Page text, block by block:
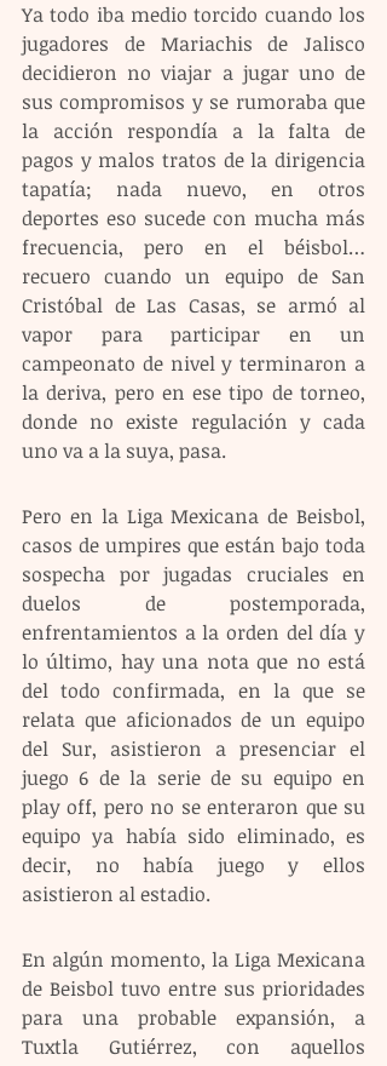
Ya todo iba medio torcido cuando los
jugadores de Mariachis de Jalisco
decidieron no viajar a jugar uno de
sus compromisos y se rumoraba que
la acción respondía a la falta de
pagos y malos tratos de la dirigencia
tapatía; nada nuevo, en otros
deportes eso sucede con mucha más
frecuencia, pero en el béisbol…
recuero cuando un equipo de San
Cristóbal de Las Casas, se armó al
vapor para participar en un
campeonato de nivel y terminaron a
la deriva, pero en ese tipo de torneo,
donde no existe regulación y cada
uno va a la suya, pasa.
Pero en la Liga Mexicana de Beisbol,
casos de umpires que están bajo toda
sospecha por jugadas cruciales en
duelos de postemporada,
enfrentamientos a la orden del día y
lo último, hay una nota que no está
del todo confirmada, en la que se
relata que aficionados de un equipo
del Sur, asistieron a presenciar el
juego 6 de la serie de su equipo en
play off, pero no se enteraron que su
equipo ya había sido eliminado, es
decir, no había juego y ellos
asistieron al estadio.
En algún momento, la Liga Mexicana
de Beisbol tuvo entre sus prioridades
para una probable expansión, a
Tuxtla Gutiérrez, con aquellos